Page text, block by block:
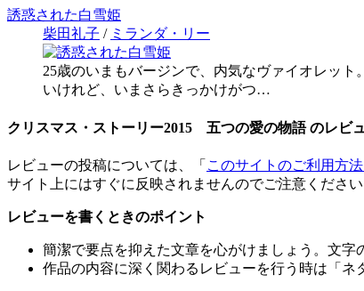
誘惑された白雪姫
柴田礼子 / ミランダ・リー
25歳のいまもバージンで、内気なヴァイオレッ
いけれど、いまさらきっかけがつ…
クリスマス・ストーリー2015 五つの愛の物語 のレビ
レビューの投稿については、「 このサイトのご利用方
サイト上にはすぐに反映されませんのでご注意ください
レビューを書くときのポイント
簡潔で要点を抑えた文章を心がけましょう。文字
作品の内容に深く関わるレビューを行う時は「ネ